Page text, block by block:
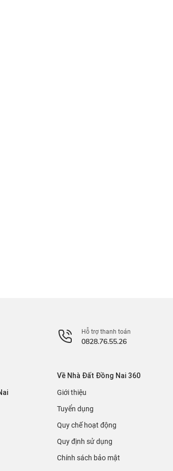
Hỗ trợ thanh toán
0828.76.55.26
Về Nhà Đất Đồng Nai 360
Giới thiệu
Tuyển dụng
Quy chế hoạt động
Quy định sử dụng
Chính sách bảo mật